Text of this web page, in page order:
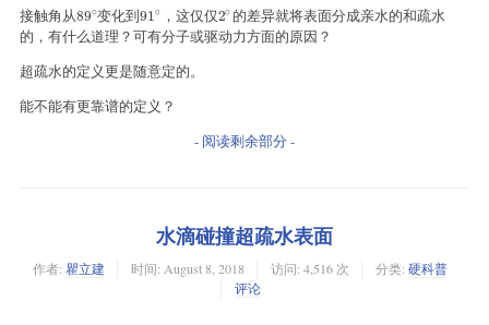
接触角从89∘
89∘变化到91∘
91∘ ，这仅仅2∘
2∘的差异就将表面分成亲水的和疏水
的，有什么道理？可有分子或驱动力方面的原因？
超疏水的定义更是随意定的。
能不能有更靠谱的定义？
- 阅读剩余部分 -
水滴碰撞超疏水表面
作者: 瞿立建 时间: August 8, 2018 访问: 4,516 次 分类: 硬科普
评论